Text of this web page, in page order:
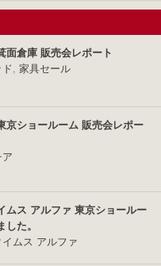
面倉庫 販売会レポート
,家具セール
京ショールーム 販売会レポー
ムス アルファ 東京ショールー
た。
ムス アルファ